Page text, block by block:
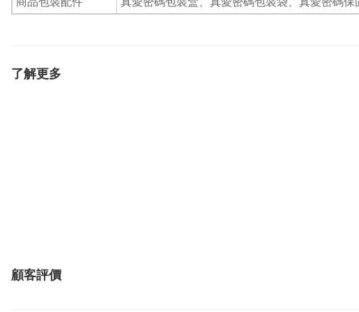
了解更多
顧客評價